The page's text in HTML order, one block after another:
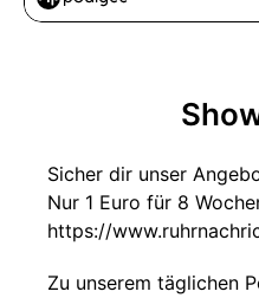
Sicher dir unser
Nur 1 Euro für 8
https://
Zu unserem täglichen